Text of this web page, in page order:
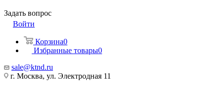
Задать вопрос
Войти
Корзина0
Избранные товары0
sale@ktnd.ru
г. Москва, ул. Электродная 11